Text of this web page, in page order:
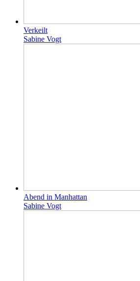
Verkeilt
Sabine Vogt
Abend in Manhattan
Sabine Vogt